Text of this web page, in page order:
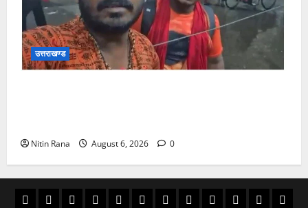
उत्तराखण्ड
Nitin Rana August 6, 2026 0
अल्मोड़ाउत्तराखण्ड
उधम काशीपुरचमोलीचम्पावतटिहरी देहरादूनपिथौरागढ़
पौड़ी बागेश्वर